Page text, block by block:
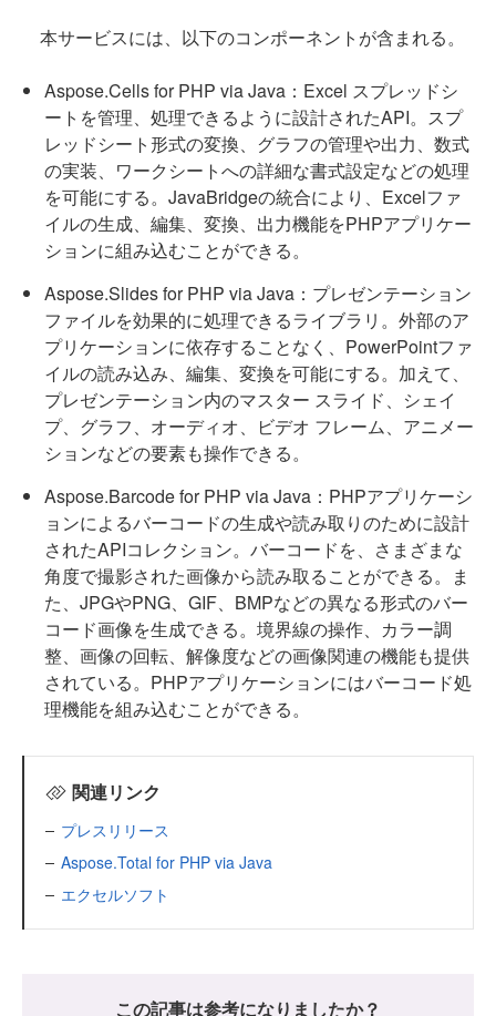
本サービスには、以下のコンポーネントが含まれる。
Aspose.Cells for PHP via Java：Excel スプレッドシ
ートを管理、処理できるように設計されたAPI。スプ
レッドシート形式の変換、グラフの管理や出力、数式
の実装、ワークシートへの詳細な書式設定などの処理
を可能にする。JavaBridgeの統合により、Excelファ
イルの生成、編集、変換、出力機能をPHPアプリケー
ションに組み込むことができる。
Aspose.Slides for PHP via Java：プレゼンテーション
ファイルを効果的に処理できるライブラリ。外部のア
プリケーションに依存することなく、PowerPointファ
イルの読み込み、編集、変換を可能にする。加えて、
プレゼンテーション内のマスター スライド、シェイ
プ、グラフ、オーディオ、ビデオ フレーム、アニメー
ションなどの要素も操作できる。
Aspose.Barcode for PHP via Java：PHPアプリケーシ
ョンによるバーコードの生成や読み取りのために設計
されたAPIコレクション。バーコードを、さまざまな
角度で撮影された画像から読み取ることができる。ま
た、JPGやPNG、GIF、BMPなどの異なる形式のバー
コード画像を生成できる。境界線の操作、カラー調
整、画像の回転、解像度などの画像関連の機能も提供
されている。PHPアプリケーションにはバーコード処
理機能を組み込むことができる。
関連リンク
プレスリリース
Aspose.Total for PHP via Java
エクセルソフト
この記事は参考になりましたか？